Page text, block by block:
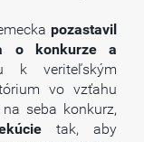
pozastavil
o konkurze a
k veriteľským
vo vzťahu
seba konkurz,
tak, aby